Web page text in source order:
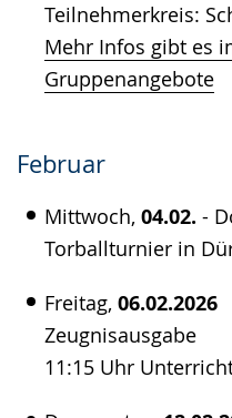
Teilnehmerkreis:
Mehr Infos gibt es
Gruppenangebote
Februar
Mittwoch, 04.02. -
Torballturnier in
Freitag, 06.02.2026
Zeugnisausgabe
11:15 Uhr